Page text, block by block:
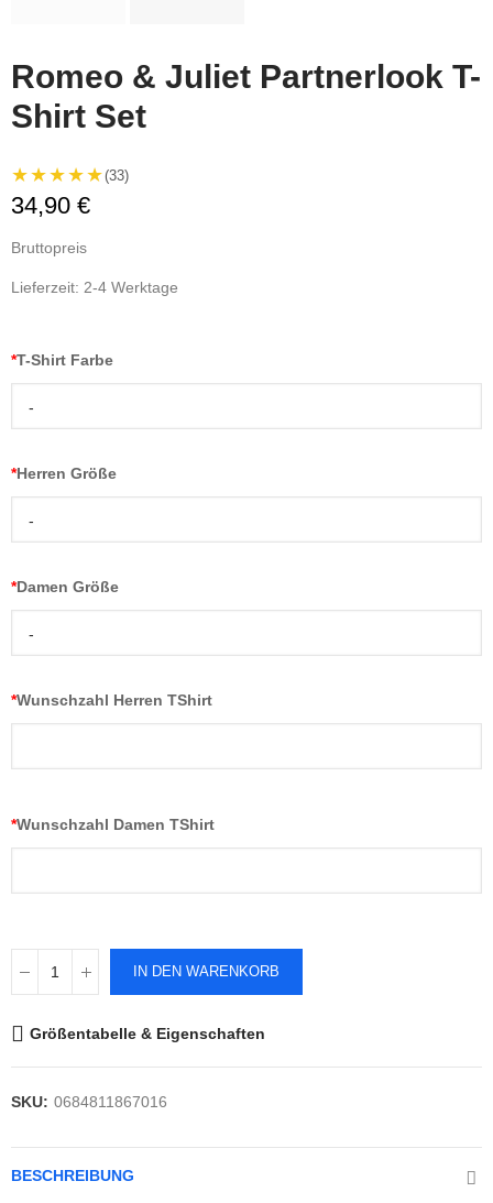
Romeo & Juliet Partnerlook T-
Shirt Set
★★★★★(33)
34,90 €
Bruttopreis
Lieferzeit: 2-4 Werktage
*T-Shirt Farbe
-
*Herren Größe
-
*Damen Größe
-
*Wunschzahl Herren TShirt
*Wunschzahl Damen TShirt
IN DEN WARENKORB
Größentabelle & Eigenschaften
SKU: 0684811867016
BESCHREIBUNG